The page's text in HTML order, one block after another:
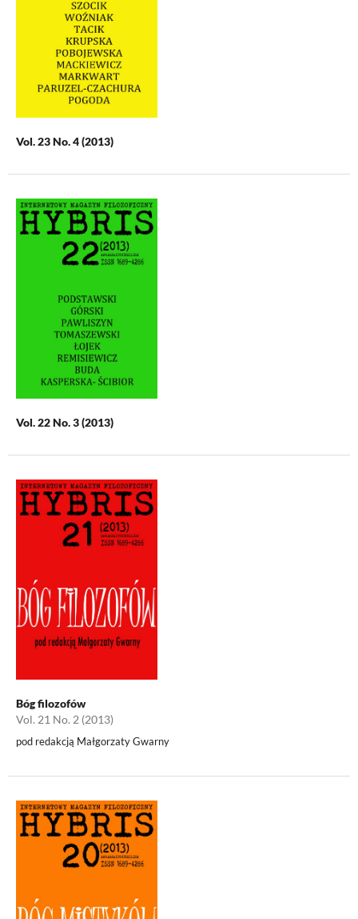
Vol. 23 No. 4 (2013)
Vol. 22 No. 3 (2013)
Bóg filozofów
Vol. 21 No. 2 (2013)
pod redakcją Małgorzaty Gwarny